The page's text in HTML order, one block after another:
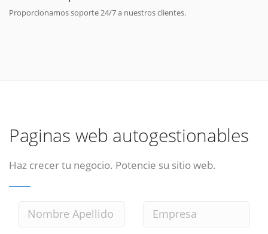
Proporcionamos soporte 24/7 a nuestros clientes.
Paginas web autogestionables
Haz crecer tu negocio. Potencie su sitio web.